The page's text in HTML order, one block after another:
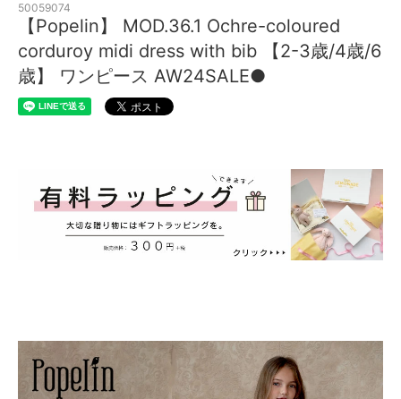
50059074
【Popelin】 MOD.36.1 Ochre-coloured
corduroy midi dress with bib 【2-3歳/4歳/6
歳】 ワンピース AW24SALE●